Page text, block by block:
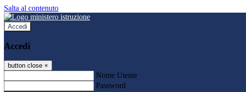
Salta al contenuto
Accedi
Accedi
button close ×
Nome Utente
Password